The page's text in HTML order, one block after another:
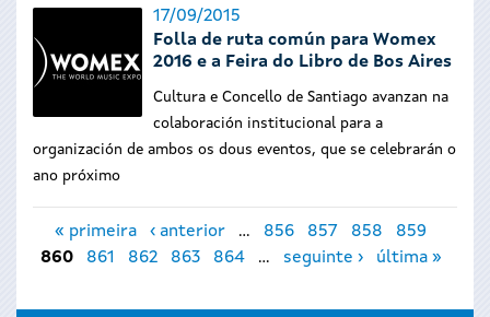
17/09/2015
Folla de ruta común para Womex
2016 e a Feira do Libro de Bos Aires
Cultura e Concello de Santiago avanzan na
colaboración institucional para a
organización de ambos os dous eventos, que se celebrarán o
ano próximo
Páxinas
« primeira ‹ anterior … 856 857 858
859
860
861 862 863 864 … seguinte › última »